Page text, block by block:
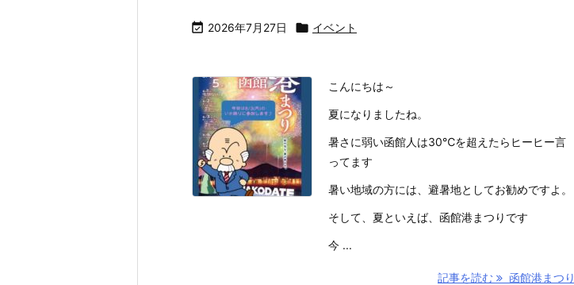
 2026年7月27日  イベント
こんにちは～
夏になりましたね。
暑さに弱い函館人は30℃を超えたらヒーヒー言
ってます
暑い地域の方には、避暑地としてお勧めですよ。
そして、夏といえば、函館港まつりです
今 ...
記事を読む 函館港まつり